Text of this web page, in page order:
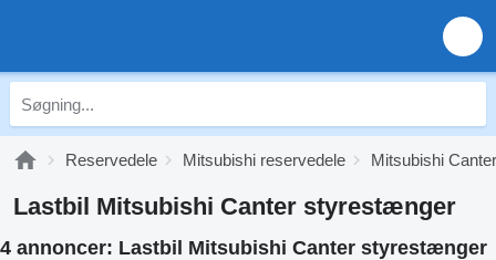
Reservedele Mitsubishi reservedele Mitsubishi
Lastbil Mitsubishi Canter styrestænger
4 annoncer: Lastbil Mitsubishi Canter styrestænger